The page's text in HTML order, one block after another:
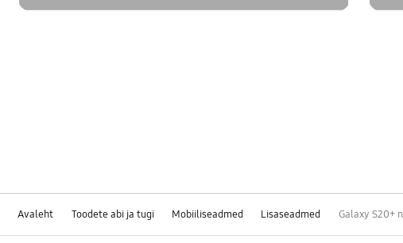
Avaleht Toodete abi ja tugi Mobiiliseadmed Lisaseadmed Galaxy S20+